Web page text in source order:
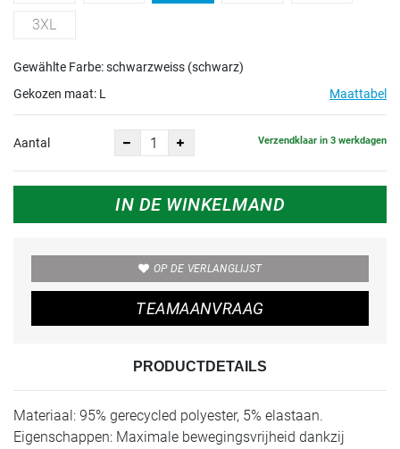
3XL
Gewählte Farbe: schwarzweiss (schwarz)
Gekozen maat: L Maattabel
Aantal Verzendklaar in 3 werkdagen
IN DE WINKELMAND
OP DE VERLANGLIJST
TEAMAANVRAAG
PRODUCTDETAILS
Materiaal: 95% gerecycled polyester, 5% elastaan.
Eigenschappen: Maximale bewegingsvrijheid dankzij